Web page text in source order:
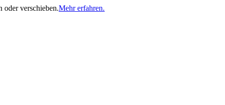
oder verschieben.Mehr erfahren.